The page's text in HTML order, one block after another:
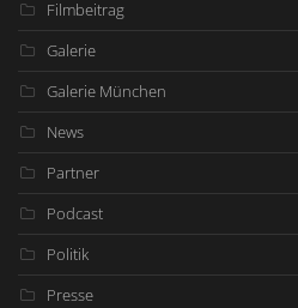
Filmbeitrag
Galerie
Galerie München
News
Partner
Podcast
Politik
Presse